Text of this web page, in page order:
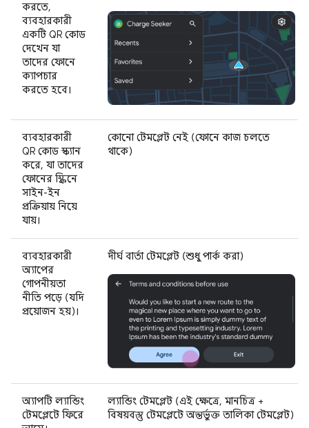
করতে,
ব্যবহারকারী
একটি QR কোড
দেখেন যা
তাদের ফোনে
ক্যাপচার
করতে হবে।
ব্যবহারকারী
QR কোড স্ক্যান
করে, যা তাদের
ফোনের স্ক্রিনে
সাইন-ইন
প্রক্রিয়ায় নিয়ে
যায়।
কোনো টেমপ্লেট নেই (ফোনে কাজ চলতে
থাকে)
ব্যবহারকারী
অ্যাপের
গোপনীয়তা
নীতি পড়ে (যদি
প্রয়োজন হয়)।
দীর্ঘ বার্তা টেমপ্লেট (শুধু পার্ক করা)
অ্যাপটি ল্যান্ডিং
টেমপ্লেটে ফিরে
ল্যান্ডিং টেমপ্লেট (এই ক্ষেত্রে, মানচিত্র +
বিষয়বস্তু টেমপ্লেটে অন্তর্ভুক্ত তালিকা টেমপ্লেট)